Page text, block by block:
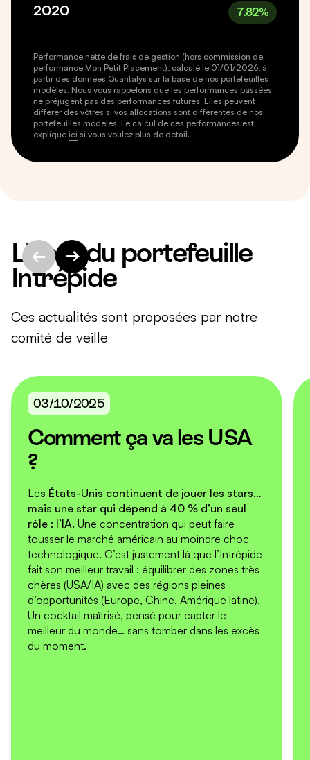
2020 7.82%
Performance nette de frais de gestion (hors commission de
performance Mon Petit Placement), calculé le 01/01/2026, à
partir des données Quantalys sur la base de nos portefeuilles
modèles. Nous vous rappelons que les performances passées
ne préjugent pas des performances futures. Elles peuvent
différer des vôtres si vos allocations sont différentes de nos
portefeuilles modèles. Le calcul de ces performances est
expliqué ici si vous voulez plus de détail.
L'actu du portefeuille
Intrépide
Ces actualités sont proposées par notre
comité de veille
03/10/2025
Comment ça va les USA
?
Les États-Unis continuent de jouer les stars…
mais une star qui dépend à 40 % d’un seul
rôle : l’IA. Une concentration qui peut faire
tousser le marché américain au moindre choc
technologique. C’est justement là que l’Intrépide
fait son meilleur travail : équilibrer des zones très
chères (USA/IA) avec des régions pleines
d’opportunités (Europe, Chine, Amérique latine).
Un cocktail maîtrisé, pensé pour capter le
meilleur du monde… sans tomber dans les excès
du moment.